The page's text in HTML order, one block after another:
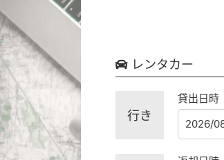
レンタカー
行き
貸出日時